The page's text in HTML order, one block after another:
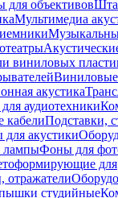
для объективов
Мультимедиа
виниловых
Виниловые
акустика
аудиотехники
кабелиПодставки,
акустики
лампыФоны для
для
отражатели
студийные